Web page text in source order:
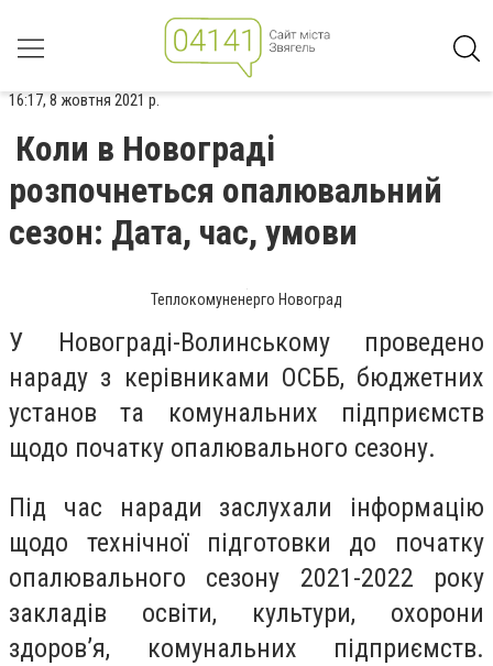
16:17, 8 жовтня 2021 р.
Коли в Новограді
розпочнеться опалювальний
сезон: Дата, час, умови
Теплокомуненерго Новоград
У Новограді-Волинському проведено
нараду з керівниками ОСББ, бюджетних
установ та комунальних підприємств
щодо початку опалювального сезону.
Під час наради заслухали інформацію
щодо технічної підготовки до початку
опалювального сезону 2021-2022 року
закладів освіти, культури, охорони
здоров’я, комунальних підприємств.